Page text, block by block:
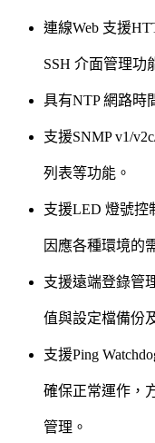
連線Web 支援
SSH 介面管理功
具有NTP 網路時
支援SNMP v1/
列表等功能。
支援LED 燈號控
因應各種環境的
支援遠端登錄管
值與設定檔備份
支援Ping
確保正常運作，
管理。